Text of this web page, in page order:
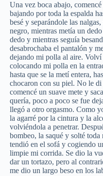
Una vez boca abajo,
bajando por toda la espalda
besé y separándole las
negro, mientras metía un
dedo y mientras seguía
desabrochaba el pantalón y
dejando mi polla al aire.
colocando mi polla en la
hasta que se la metí entera,
chocaron con su piel. No le di
comencé un suave mete y
quería, poco a poco se fue
llegó a otro orgasmo. Como
la agarré por la cintura y la
volviéndola a penetrar.
bombeo, la saqué y solté toda
tendió en el sofá y cogiendo
limpie mi corrida. Se dio la
dar un tortazo, pero al
me dio un largo beso en los